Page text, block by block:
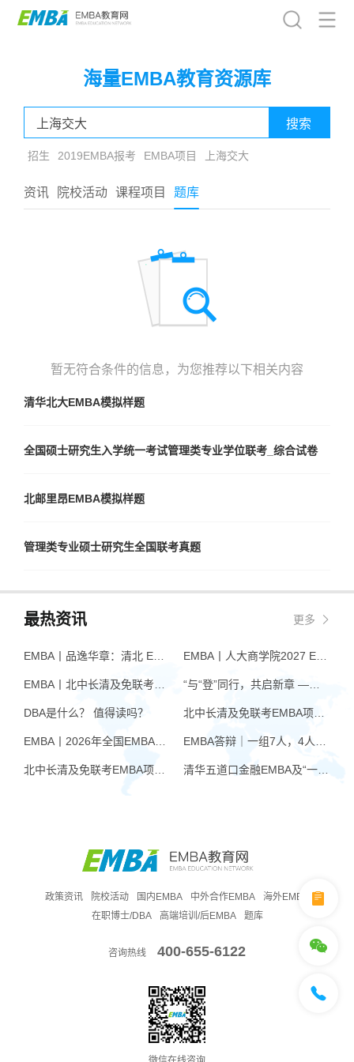
海量EMBA教育资源库
招生 2019EMBA报考 EMBA项目 上海交大
资讯 院校活动 课程项目 题库
暂无符合条件的信息，为您推荐以下相关内容
清华北大EMBA模拟样题
全国硕士研究生入学统一考试管理类专业学位联考_综合试卷
北邮里昂EMBA模拟样题
管理类专业硕士研究生全国联考真题
最热资讯 更多
EMBA丨人大商学院2027 EMBA招生 高额奖学金+前置赋能通道
“与“登”同行，共启新章 —— 樊登老师与品逸华章团队新年聚会
DBA是什么？ 值得读吗？ 北中长清及免联考EMBA项目申请时间汇总（4月篇）
清华五道口金融EMBA及“一带一路”金融EMBA2027级第三轮报名启动
政策资讯 院校活动 国内EMBA 中外合作EMBA
海外EMBA
在职博士/DBA
高端培训/后EMBA 题库
咨询热线 400-655-6122